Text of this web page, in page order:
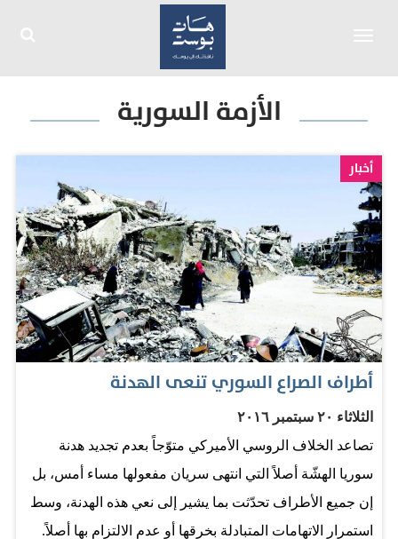
الأزمة السورية
أخبار
أطراف الصراع السوري تنعى الهدنة
الثلاثاء ٢٠ سبتمبر ٢٠١٦
تصاعد الخلاف الروسي الأميركي متوّجاً بعدم تجديد هدنة
سوريا الهشّة أصلاً التي انتهى سريان مفعولها مساء أمس، بل
إن جميع الأطراف تحدّثت بما يشير إلى نعي هذه الهدنة، وسط
استمرار الاتهامات المتبادلة بخرقها أو عدم الالتزام بها أصلاً.